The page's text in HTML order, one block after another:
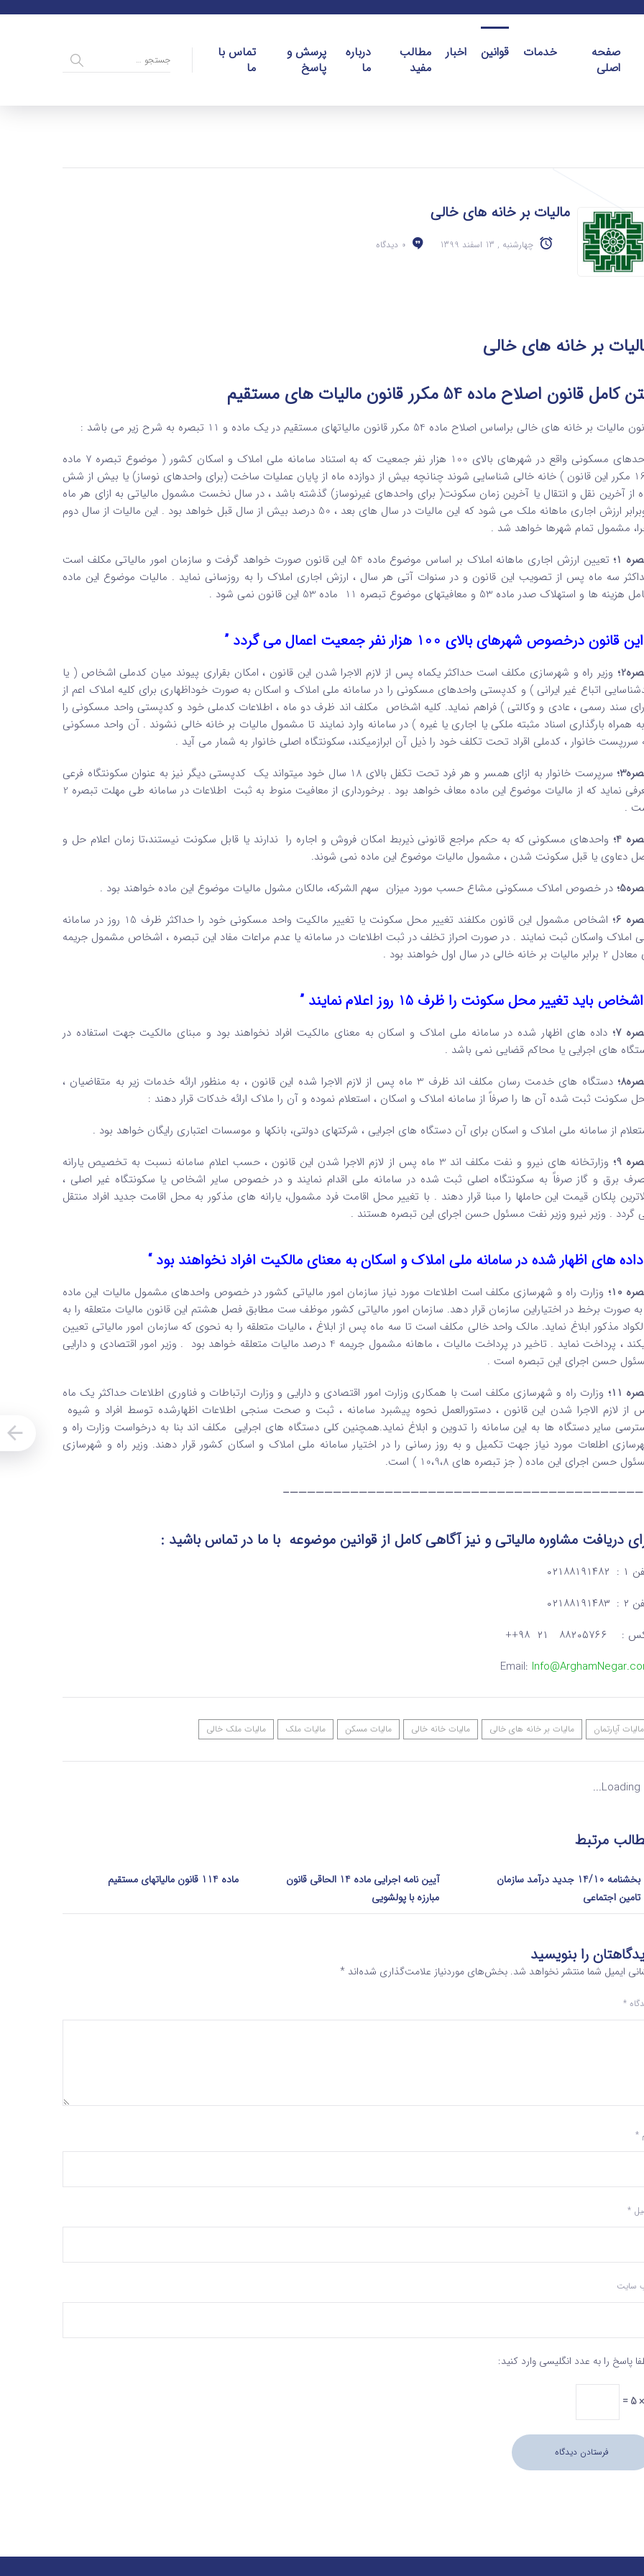
صفحه
اصلی
خدمات قوانین اخبار
مطالب
مفید
درباره
ما
پرسش و
پاسخ
تماس با
ما
مالیات بر خانه های خالی
چهارشنبه , 13 اسفند 1399 0 دیدگاه
بر خانه های خالی
قانون اصلاح ماده 54 مکرر قانون مالیات های مستقیم
مالیات بر خانه های خالی براساس اصلاح ماده 54 مکرر قانون مالیاتهای مستقیم در یک ماده و 11 تبصره به شرح زیر می باشد :
واحدهای مسکونی واقع در شهرهای بالای 100 هزار نفر جمعیت که به استناد سامانه ملی املاک و اسکان کشور ( موضوع تبصره 7 ماده
169 مکرر این قانون ) خانه خالی شناسایی شوند چنانچه بیش از دوازده ماه از پایان عملیات ساخت (برای واحدهای نوساز) یا بیش از شش
از آخرین نقل و انتقال یا آخرین زمان سکونت( برای واحدهای غیرنوساز) گذشته باشد ، در سال نخست مشمول مالیاتی به ازای هر ماه
دوبرابر ارزش اجاری ماهانه ملک می شود که این مالیات در سال های بعد ، 50 درصد بیش از سال قبل خواهد بود . این مالیات از سال دوم
مشمول تمام شهرها خواهد شد .
1؛
تعیین ارزش اجاری ماهانه املاک بر اساس موضوع ماده 54 این قانون صورت خواهد گرفت و سازمان امور مالیاتی مکلف است
سه ماه پس از تصویب این قانون و در سنوات آتی هر سال ، ارزش اجاری املاک را به روزسانی نماید . مالیات موضوع این ماده
ها و استهلاک صدر ماده 53 و معافیتهای موضوع تبصره 11 ماده 53 این قانون نمی شود .
قانون درخصوص شهرهای بالای 100 هزار نفر جمعیت اعمال می گردد ”
وزیر راه و شهرسازی مکلف است حداکثر یکماه پس از لازم الاجرا شدن این قانون ، امکان بقراری پیوند میان کدملی اشخاص ( یا
اتباع غیر ایرانی ) و کدپستی واحدهای مسکونی را در سامانه ملی املاک و اسکان به صورت خوداظهاری برای کلیه املاک اعم از
سند رسمی ، عادی و وکالتی ) فراهم نماید. کلیه اشخاص مکلف اند ظرف دو ماه ، اطلاعات کدملی خود و کدپستی واحد مسکونی را
همراه بارگذاری اسناد مثبته ملکی یا اجاری یا غیره ) در سامانه وارد نمایند تا مشمول مالیات بر خانه خالی نشوند . آن واحد مسکونی
سررپست خانوار ، کدملی اقراد تحت تکلف خود را ذیل آن ابرازمیکند، سکونتگاه اصلی خانوار به شمار می آید .
سرپرست خانوار به ازای همسر و هر فرد تحت تکفل بالای 18 سال خود میتواند یک کدپستی دیگر نیز به عنوان سکونتگاه فرعی
معرفی نماید که از مالیات موضوع این ماده معاف خواهد بود . برخورداری از معافیت منوط به ثبت اطلاعات در سامانه طی مهلت تبصره 2
.
4؛
واحدهای مسکونی که به حکم مراجع قانونی ذیربط امکان فروش و اجاره را ندارند یا قابل سکونت نیستند،تا زمان اعلام حل و
دعاوی یا قبل سکونت شدن ، مشمول مالیات موضوع این ماده نمی شوند.
در خصوص املاک مسکونی مشاع حسب مورد میزان سهم الشرکه، مالکان مشول مالیات موضوع این ماده خواهند بود .
6؛
اشخاص مشمول این قانون مکلفند تغییر محل سکونت یا تغییر مالکیت واحد مسکونی خود را حداکثر ظرف 15 روز در سامانه
املاک واسکان ثبت نمایند . در صورت احراز تخلف در ثبت اطلاعات در سامانه یا عدم مراعات مفاد این تبصره ، اشخاص مشمول جریمه
مالیات بر خانه خالی در سال اول خواهند بود .
باید تغییر محل سکونت را ظرف 15 روز اعلام نمایند ”
7؛
داده های اظهار شده در سامانه ملی املاک و اسکان به معنای مالکیت افراد نخواهند بود و مبنای مالکیت جهت استفاده در
های اجرایی یا محاکم قضایی نمی باشد .
دستگاه های خدمت رسان مکلف اند ظرف 3 ماه پس از لازم الاجرا شده این قانون ، به منظور ارائه خدمات زیر به متقاضیان ،
سکونت ثبت شده آن ها را صرفاً از سامانه املاک و اسکان ، استعلام نموده و آن را ملاک ارائه خدکات قرار دهند :
از سامانه ملی املاک و اسکان برای آن دستگاه های اجرایی ، شرکتهای دولتی، بانکها و موسسات اعتباری رایگان خواهد بود .
9؛
وزارتخانه های نیرو و نفت مکلف اند 3 ماه پس از لازم الاجرا شدن این قانون ، حسب اعلام سامانه نسبت به تخصیص یارانه
برق و گاز صرفاً به سکونتگاه اصلی ثبت شده در سامانه ملی اقدام نمایند و در خصوص سایر اشخاص یا سکونتگاه غیر اصلی ،
پلکان قیمت این حاملها را مبنا قرار دهند . با تغییر محل اقامت فرد مشمول، یارانه های مذکور به محل اقامت جدید افراد منتقل
گردد . وزیر نیرو وزیر نفت مسئول حسن اجرای این تبصره هستند .
های اظهار شده در سامانه ملی املاک و اسکان به معنای مالکیت افراد نخواهند بود “
10؛
وزارت راه و شهرسازی مکلف است اطلاعات مورد نیاز سازمان امور مالیاتی کشور در خصوص واحدهای مشمول مالیات این ماده
به صورت برخط در اختیاراین سازمان قرار دهد. سازمان امور مالیاتی کشور موظف ست مطابق فصل هشتم این قانون مالیات متعلقه را به
مذکور ابلاغ نماید. مالک واحد خالی مکلف است تا سه ماه پس از ابلاغ ، مالیات متعلقه را به نحوی که سازمان امور مالیاتی تعیین
میکند ، پرداخت نماید . تاخیر در پرداخت مالیات ، ماهانه مشمول جریمه 4 درصد مالیات متعلقه خواهد بود . وزیر امور اقتصادی و دارایی
حسن اجرای این تبصره است .
11؛
وزارت راه و شهرسازی مکلف است با همکاری وزارت امور اقتصادی و دارایی و وزارت ارتباطات و فناوری اطلاعات حداکثر یک ماه
از لازم الاجرا شدن این قانون ، دستورالعمل نحوه پیشبرد سامانه ، ثبت و صحت سنجی اطلاعات اظهارشده توسط افراد و شیوه
سایر دستگاه ها به این سامانه را تدوین و ابلاغ نماید.همچنین کلی دستگاه های اجرایی مکلف اند بنا به درخواست وزارت راه و
اطلعات مورد نیاز جهت تکمیل و به روز رسانی را در اختیار سامانه ملی املاک و اسکان کشور قرار دهند. وزیر راه و شهرسازی
حسن اجرای این ماده ( جز تبصره های 10،9،8 ) است.
دریافت مشاوره مالیاتی و نیز آگاهی کامل از قوانین موضوعه با ما در تماسباشید :
۲۱ ۹۸++
Email:
مالیات آپارتمان مالیات بر خانه های خالی مالیات خانه خالی مالیات مسکن مالیات ملک مالیات ملک خالی
Loading...
مرتبط
ماده 114 قانون مالیاتهای مستقیم
آیین نامه اجرایی ماده 14 الحاقی قانون
مبارزه با پولشویی
بخشنامه 14/10 جدید درآمد سازمان
تامین اجتماعی
را بنویسید
ایمیل شما منتشر نخواهد شد. بخش‌های موردنیاز علامت‌گذاری شده‌اند *
*
*
*
سایت
پاسخ را به عدد انگلیسی وارد کنید: